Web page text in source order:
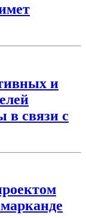
и
в связи с